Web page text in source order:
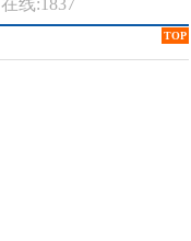
在线:1837
TOP